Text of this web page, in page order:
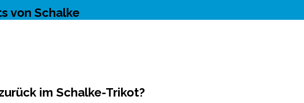
von Schalke
im Schalke-Trikot?